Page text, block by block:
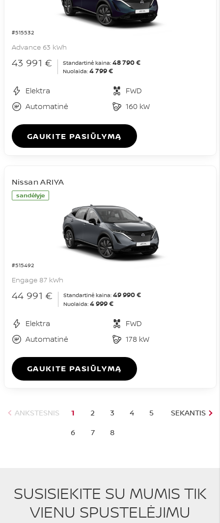
#515532
Advance 63 kWh
43 991 € Standartinė kaina: 48 790 €
Nuolaida: 4 799 €
Elektra
FWD
Automatinė
160 kW
GAUKITE PASIŪLYMĄ
sandėlyje
#515492
Nissan ARIYA
Engage 87 kWh
44 991 € Standartinė kaina: 49 990 €
Nuolaida: 4 999 €
Elektra
FWD
Automatinė
178 kW
GAUKITE PASIŪLYMĄ
ANKSTESNIS SEKANTIS
1 2 3 4
5
6
7 8
SUSISIEKITE SU MUMIS TIK
VIENU SPUSTELĖJIMU